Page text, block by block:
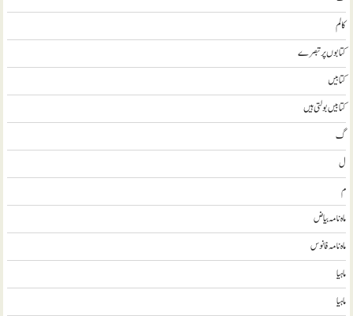
کالم
کتابوں پر تبصرے
کتابيں
کتابیں بولتی ہیں
گ
ل
م
ماہ نامہ بیاض
ماہ نامہ فانوس
ماہیا
ماہیا